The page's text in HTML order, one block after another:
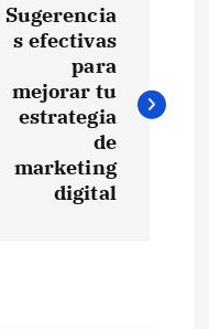
Sugerencia
s efectivas
para
mejorar tu
estrategia
de
marketing
digital